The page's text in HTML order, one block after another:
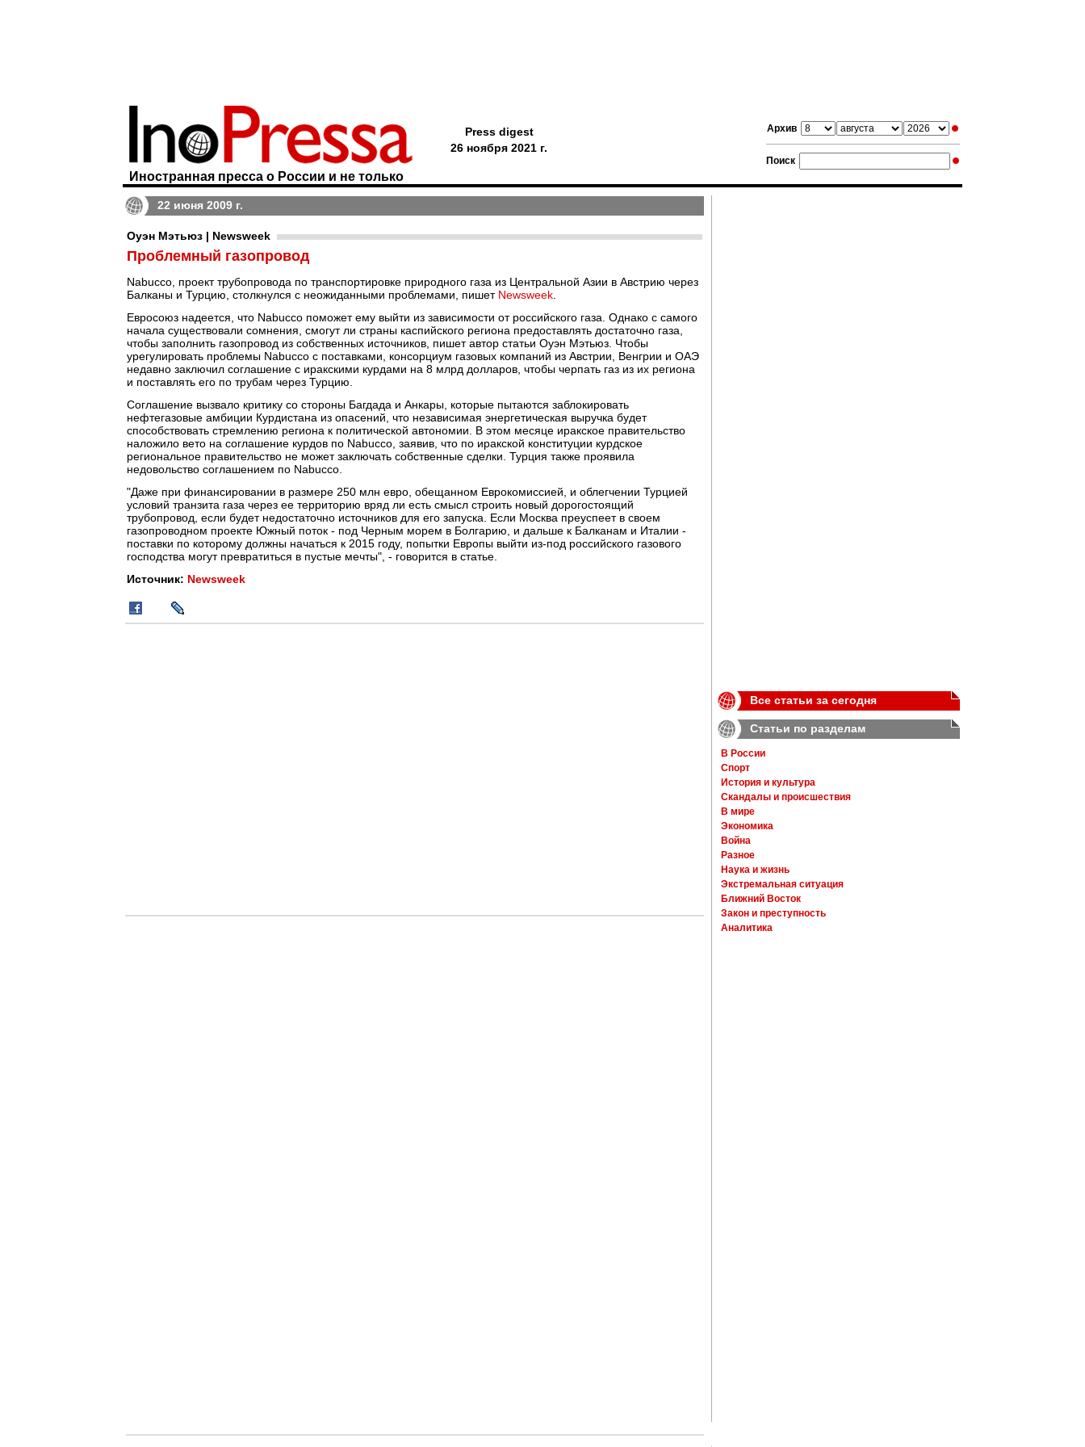
Архив
Поиск
Иностранная пресса о России и не только
Press digest
26 ноября 2021 г.
22 июня 2009 г.
Оуэн Мэтьюз | Newsweek
Проблемный газопровод
Nabucco, проект трубопровода по транспортировке природного газа из Центральной Азии в Австрию через
Балканы и Турцию, столкнулся с неожиданными проблемами, пишет Newsweek
Евросоюз надеется, что Nabucco поможет ему выйти из зависимости от российского газа. Однако с самого
начала существовали сомнения, смогут ли страны каспийского региона предоставлять достаточно газа,
чтобы заполнить газопровод из собственных источников, пишет автор статьи Оуэн Мэтьюз. Чтобы
урегулировать проблемы Nabucco с поставками, консорциум газовых компаний из Австрии, Венгрии и ОАЭ
недавно заключил соглашение с иракскими курдами на 8 млрд долларов, чтобы черпать газ из их региона
и поставлять его по трубам через Турцию.
Соглашение вызвало критику со стороны Багдада и Анкары, которые пытаются заблокировать
нефтегазовые амбиции Курдистана из опасений, что независимая энергетическая выручка будет
способствовать стремлению региона к политической автономии. В этом месяце иракское правительство
наложило вето на соглашение курдов по Nabucco, заявив, что по иракской конституции курдское
региональное правительство не может заключать собственные сделки. Турция также проявила
недовольство соглашением по Nabucco.
"Даже при финансировании в размере 250 млн евро, обещанном Еврокомиссией, и облегчении Турцией
условий транзита газа через ее территорию вряд ли есть смысл строить новый дорогостоящий
трубопровод, если будет недостаточно источников для его запуска. Если Москва преуспеет в своем
газопроводном проекте Южный поток - под Черным морем в Болгарию, и дальше к Балканам и Италии -
поставки по которому должны начаться к 2015 году, попытки Европы выйти из-под российского газового
господства могут превратиться в пустые мечты", - говорится в статье.
Источник: Newsweek
Все статьи за сегодня
Статьи по разделам
В России
Спорт
История и культура
Скандалы и происшествия
В мире
Экономика
Война
Разное
Наука и жизнь
Экстремальная ситуация
Ближний Восток
Закон и преступность
Аналитика